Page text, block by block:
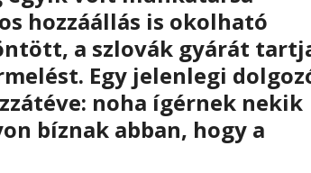
hozzáállás is okolható
a szlovák gyárát
Egy jelenlegi
noha ígérnek nekik
bíznak abban, hogy a